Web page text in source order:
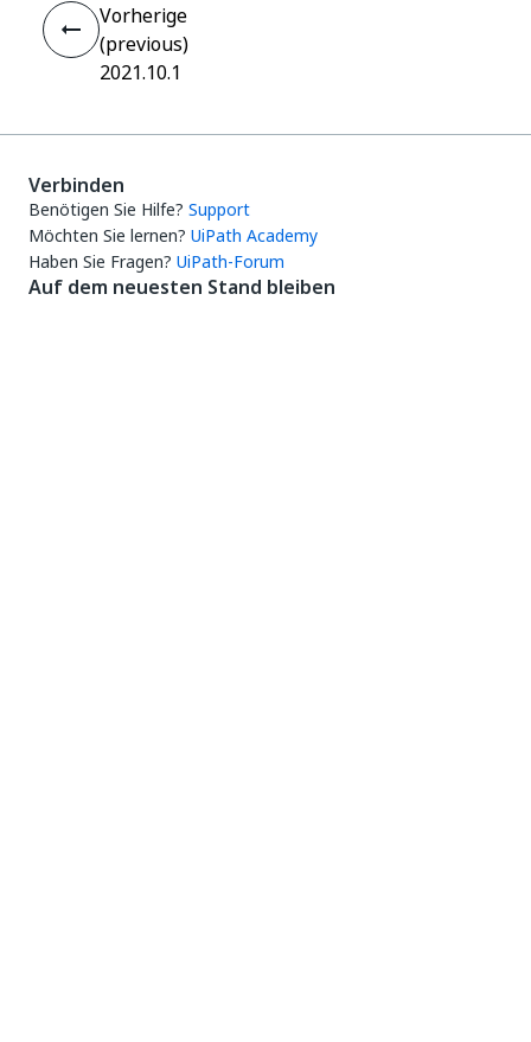
Vorherige
(previous)
2021.10.1
Verbinden
Benötigen Sie Hilfe? Support
Möchten Sie lernen? UiPath Academy
Haben Sie Fragen? UiPath-Forum
Auf dem neuesten Stand bleiben